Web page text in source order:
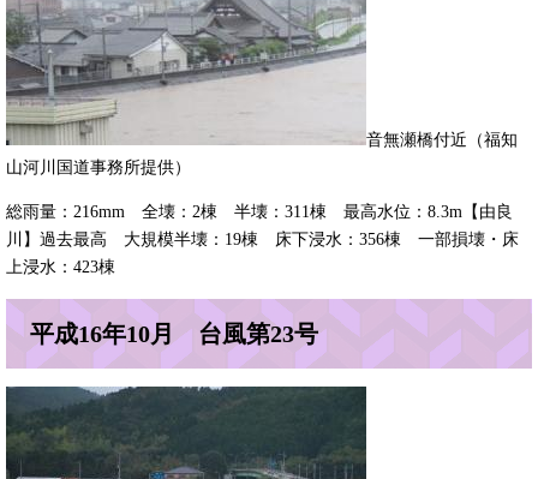
​音無瀬橋付近（福知
山河川国道事務所提供）
総雨量：216mm 全壊：2棟 半壊：311棟 最高水位：8.3m【由良
川】過去最高 大規模半壊：19棟 床下浸水：356棟 一部損壊・床
上浸水：423棟
平成16年10月 台風第23号